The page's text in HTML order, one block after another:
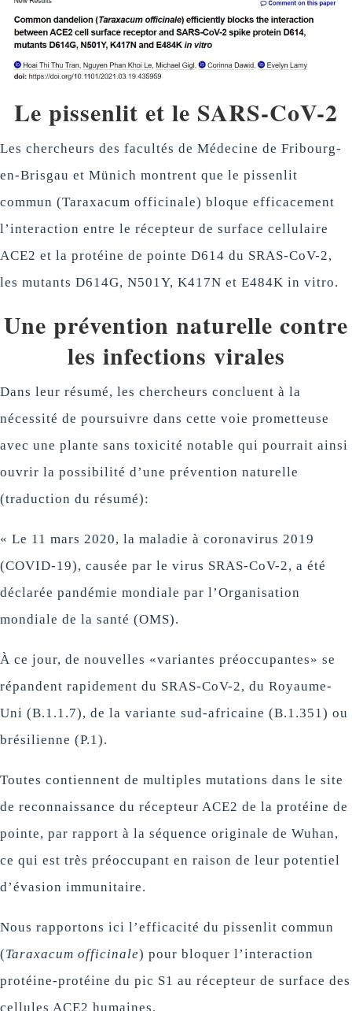
Le pissenlit et le SARS-CoV-2
Les chercheurs des facultés de Médecine de Fribourg-
en-Brisgau et Münich montrent que le pissenlit
commun (Taraxacum officinale) bloque efficacement
l’interaction entre le récepteur de surface cellulaire
ACE2 et la protéine de pointe D614 du SRAS-CoV-2,
les mutants D614G, N501Y, K417N et E484K in vitro.
Une prévention naturelle contre
les infections virales
Dans leur résumé, les chercheurs concluent à la
nécessité de poursuivre dans cette voie prometteuse
avec une plante sans toxicité notable qui pourrait ainsi
ouvrir la possibilité d’une prévention naturelle
(traduction du résumé):
« Le 11 mars 2020, la maladie à coronavirus 2019
(COVID-19), causée par le virus SRAS-CoV-2, a été
déclarée pandémie mondiale par l’Organisation
mondiale de la santé (OMS).
À ce jour, de nouvelles «variantes préoccupantes» se
répandent rapidement du SRAS-CoV-2, du Royaume-
Uni (B.1.1.7), de la variante sud-africaine (B.1.351) ou
brésilienne (P.1).
Toutes contiennent de multiples mutations dans le site
de reconnaissance du récepteur ACE2 de la protéine de
pointe, par rapport à la séquence originale de Wuhan,
ce qui est très préoccupant en raison de leur potentiel
d’évasion immunitaire.
Nous rapportons ici l’efficacité du pissenlit commun
(Taraxacum officinale) pour bloquer l’interaction
protéine-protéine du pic S1 au récepteur de surface des
cellules ACE2 humaines.